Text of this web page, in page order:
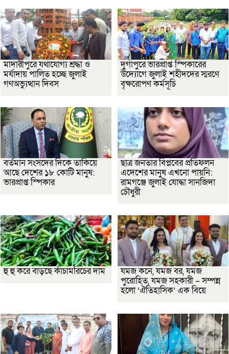
মাদারীপুরে যথাযোগ্য শ্রদ্ধা ও
মর্যাদায় পালিত হচ্ছে জুলাই
গণঅভ্যুত্থান দিবস
দুর্গাপুরে ভারপ্রাপ্ত স্পিকারের
উদ্যোগে জুলাই শহীদদের স্মরণে
বৃক্ষরোপণ কর্মসূচি
বর্তমান সংসদের দিকে তাকিয়ে
আছে দেশের ১৮ কোটি মানুষ:
ভারপ্রাপ্ত স্পিকার
ছাত্র জনতার বিপ্লবের প্রতিফলন
এদেশের মানুষ এখনো পায়নি:
রামগঞ্জে জুলাই যোদ্ধা সানজিদা
চৌধুরী
হু হু করে বাড়ছে কাঁচামরিচের দাম
যমজ কনে, যমজ বর, যমজ
পুরোহিত, যমজ সহকারী – সম্পন্ন
হলো ‘ঐতিহাসিক’ এক বিয়ে